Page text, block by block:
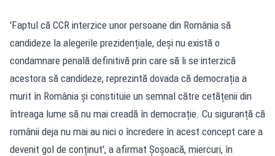
'Faptul că CCR interzice unor persoane din România să
candideze la alegerile prezidențiale, deși nu există o
condamnare penală definitivă prin care să li se interzică
acestora să candideze, reprezintă dovada că democrația a
murit în România și constituie un semnal către cetățenii din
întreaga lume să nu mai creadă în democrație. Cu siguranță că
românii deja nu mai au nici o încredere în acest concept care a
devenit gol de conținut', a afirmat Șoșoacă, miercuri, în